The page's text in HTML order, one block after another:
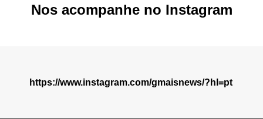
Nos acompanhe no Instagram
https://www.instagram.com/gmaisnews/?hl=pt